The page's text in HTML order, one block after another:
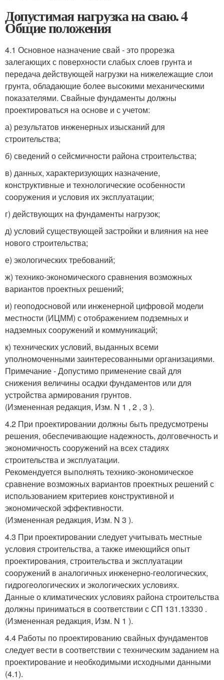
Допустимая нагрузка на сваю. 4
Общие положения
4.1 Основное назначение свай - это прорезка
залегающих с поверхности слабых слоев грунта и
передача действующей нагрузки на нижележащие слои
грунта, обладающие более высокими механическими
показателями. Свайные фундаменты должны
проектироваться на основе и с учетом:
а) результатов инженерных изысканий для
строительства;
б) сведений о сейсмичности района строительства;
в) данных, характеризующих назначение,
конструктивные и технологические особенности
сооружения и условия их эксплуатации;
г) действующих на фундаменты нагрузок;
д) условий существующей застройки и влияния на нее
нового строительства;
е) экологических требований;
ж) технико-экономического сравнения возможных
вариантов проектных решений;
и) геоподосновой или инженерной цифровой модели
местности (ИЦММ) с отображением подземных и
надземных сооружений и коммуникаций;
к) технических условий, выданных всеми
уполномоченными заинтересованными организациями.
Примечание - Допустимо применение свай для
снижения величины осадки фундаментов или для
устройства армирования грунтов.
(Измененная редакция, Изм. N 1 , 2 , 3 ).
4.2 При проектировании должны быть предусмотрены
решения, обеспечивающие надежность, долговечность и
экономичность сооружений на всех стадиях
строительства и эксплуатации.
Рекомендуется выполнять технико-экономическое
сравнение возможных вариантов проектных решений с
использованием критериев конструктивной и
экономической эффективности.
(Измененная редакция, Изм. N 3 ).
4.3 При проектировании следует учитывать местные
условия строительства, а также имеющийся опыт
проектирования, строительства и эксплуатации
сооружений в аналогичных инженерно-геологических,
гидрогеологических и экологических условиях.
Данные о климатических условиях района строительства
должны приниматься в соответствии с СП 131.13330 .
(Измененная редакция, Изм. N 1 ).
4.4 Работы по проектированию свайных фундаментов
следует вести в соответствии с техническим заданием на
проектирование и необходимыми исходными данными
(4.1).